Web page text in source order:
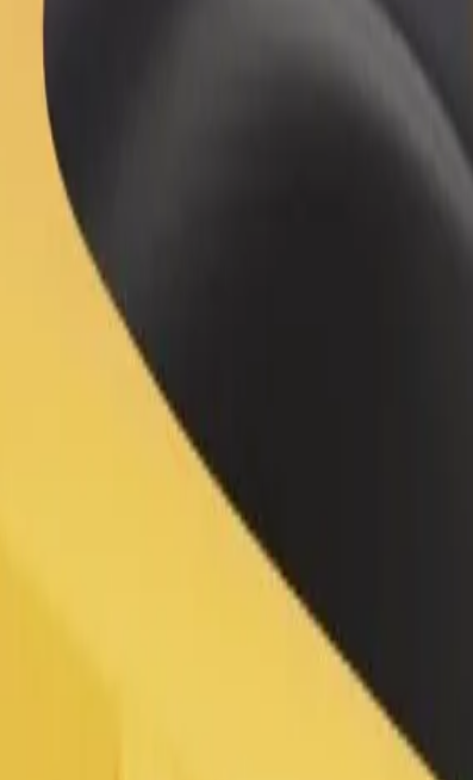
kurjeru
un saņem izmaksu
Pievieno restorānu vai veikalu
Sasniedz vairāk klientu un paaugstini
ieņēmumus
uz: Chill&Grill
uz: Chill&Grill? Uzzini, kuri pakalpojumi pieejami Tavā